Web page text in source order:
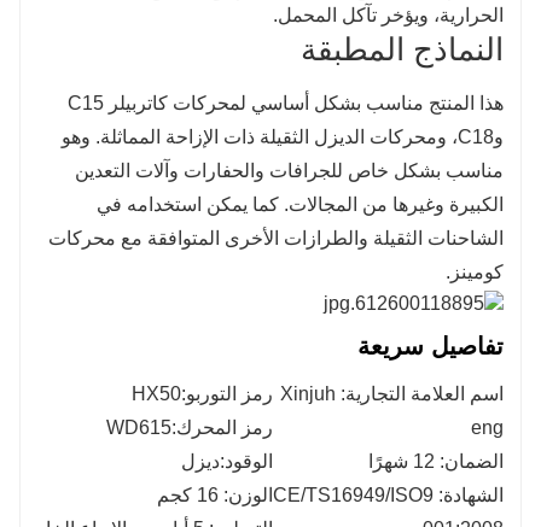
الحرارية، ويؤخر تآكل المحمل.
النماذج المطبقة
هذا المنتج مناسب بشكل أساسي لمحركات كاتربيلر C15
وC18، ومحركات الديزل الثقيلة ذات الإزاحة المماثلة. وهو
مناسب بشكل خاص للجرافات والحفارات وآلات التعدين
الكبيرة وغيرها من المجالات. كما يمكن استخدامه في
الشاحنات الثقيلة والطرازات الأخرى المتوافقة مع محركات
كومينز.
تفاصيل سريعة
اسم العلامة التجارية: Xinjuh
eng
الضمان: 12 شهرًا
الشهادة: CE/TS16949/ISO9
رمز التوربو:HX50
رمز المحرك:WD615
الوقود:ديزل
الوزن: 16 كجم